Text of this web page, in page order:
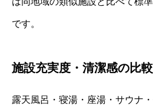
です。
施設充実度・清潔感の比較
露天風呂・寝湯・座湯・サウナ